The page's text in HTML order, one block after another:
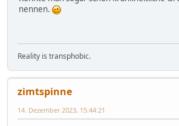
nennen.
Reality is transphobic.
zimtspinne
14. Dezember 2023, 15:44:21